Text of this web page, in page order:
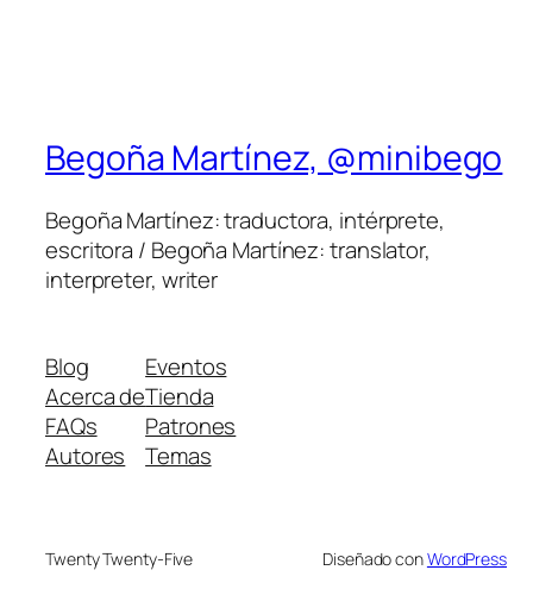
Begoña Martínez, @minibego
Begoña Martínez: traductora, intérprete,
escritora / Begoña Martínez: translator,
interpreter, writer
Blog
Acerca de
FAQs
Autores
Eventos
Tienda
Patrones
Temas
Twenty Twenty-Five Diseñado conWordPress